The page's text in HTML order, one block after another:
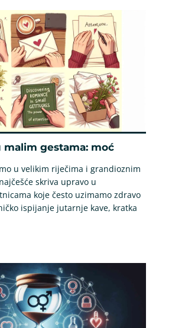
malim gestama: moć
u velikim riječima i grandioznim
skriva upravo u
koje često uzimamo zdravo
ispijanje jutarnje kave, kratka